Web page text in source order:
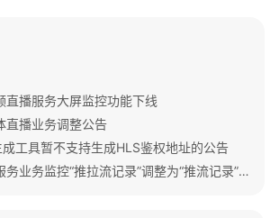
直播服务大屏监控功能下线
直播业务调整公告
工具暂不支持生成HLS鉴权地址的公告
华为云视频直播服务业务监控“推拉流记录”调整为“推流记录”的公告